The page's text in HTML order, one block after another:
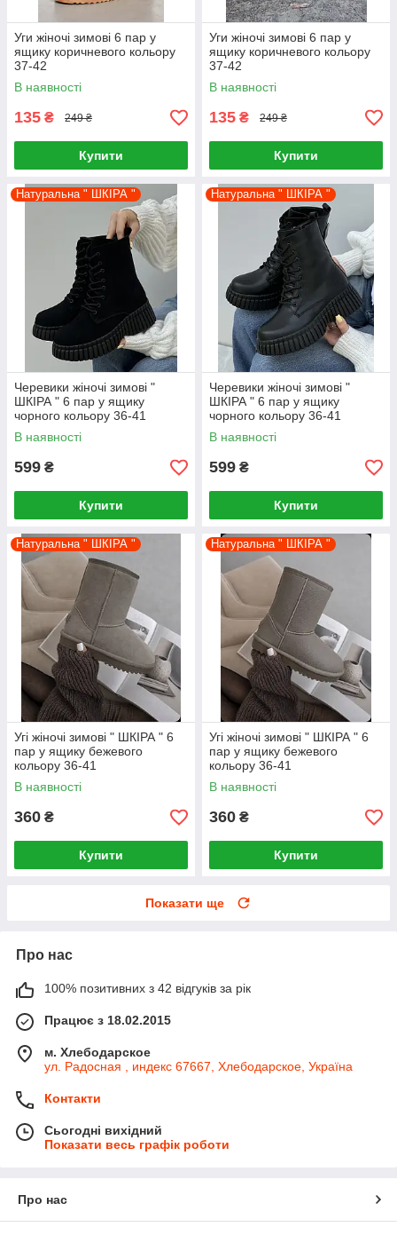
Уги жіночі зимові 6 пар у
ящику коричневого кольору
37-42
В наявності
135 ₴ 249 ₴
Купити
Уги жіночі зимові 6 пар у
ящику коричневого кольору
37-42
В наявності
135 ₴ 249 ₴
Купити
Натуральна " ШКІРА "
Черевики жіночі зимові "
ШКІРА " 6 пар у ящику
чорного кольору 36-41
В наявності
599 ₴
Купити
Натуральна " ШКІРА "
Черевики жіночі зимові "
ШКІРА " 6 пар у ящику
чорного кольору 36-41
В наявності
599 ₴
Купити
Натуральна " ШКІРА "
Угі жіночі зимові " ШКІРА " 6
пар у ящику бежевого
кольору 36-41
В наявності
360 ₴
Купити
Натуральна " ШКІРА "
Угі жіночі зимові " ШКІРА " 6
пар у ящику бежевого
кольору 36-41
В наявності
360 ₴
Купити
Показати ще
Про нас
100% позитивних з 42 відгуків за рік
Працює з 18.02.2015
м. Хлебодарское
ул. Радосная , индекс 67667, Хлебодарское, Україна
Контакти
Сьогодні вихідний
Показати весь графік роботи
Про нас